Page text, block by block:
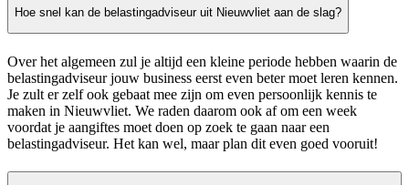
Hoe snel kan de belastingadviseur uit Nieuwvliet aan de slag?
Over het algemeen zul je altijd een kleine periode hebben waarin de
belastingadviseur jouw business eerst even beter moet leren kennen.
Je zult er zelf ook gebaat mee zijn om even persoonlijk kennis te
maken in Nieuwvliet. We raden daarom ook af om een week
voordat je aangiftes moet doen op zoek te gaan naar een
belastingadviseur. Het kan wel, maar plan dit even goed vooruit!